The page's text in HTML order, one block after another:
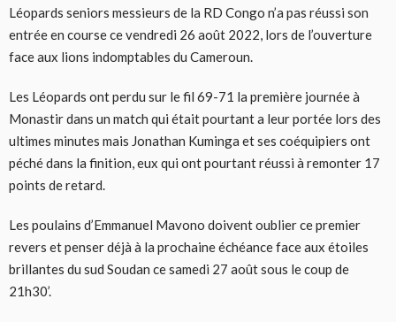
Léopards seniors messieurs de la RD Congo n’a pas réussi son
entrée en course ce vendredi 26 août 2022, lors de l’ouverture
face aux lions indomptables du Cameroun.
Les Léopards ont perdu sur le fil 69-71 la première journée à
Monastir dans un match qui était pourtant a leur portée lors des
ultimes minutes mais Jonathan Kuminga et ses coéquipiers ont
péché dans la finition, eux qui ont pourtant réussi à remonter 17
points de retard.
Les poulains d’Emmanuel Mavono doivent oublier ce premier
revers et penser déjà à la prochaine échéance face aux étoiles
brillantes du sud Soudan ce samedi 27 août sous le coup de
21h30’.